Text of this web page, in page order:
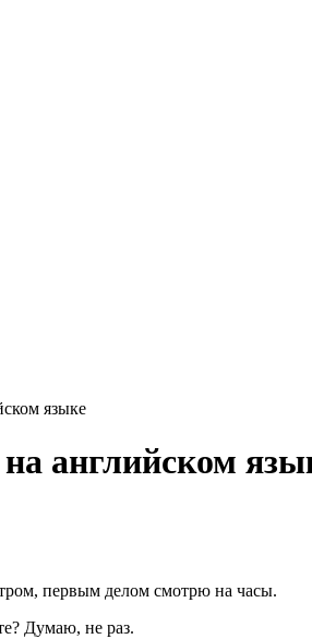
языке
английском
первым делом смотрю на часы.
Думаю, не раз.